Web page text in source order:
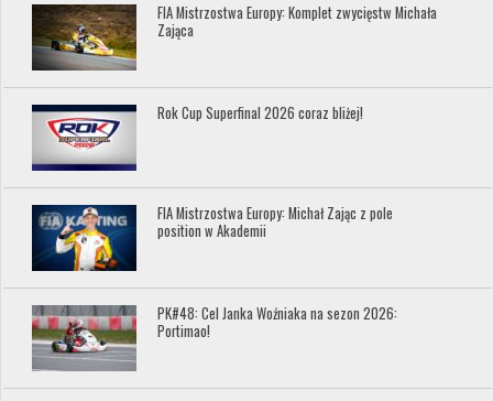
FIA Mistrzostwa Europy: Komplet zwycięstw Michała
Zająca
Rok Cup Superfinal 2026 coraz bliżej!
FIA Mistrzostwa Europy: Michał Zając z pole
position w Akademii
PK#48: Cel Janka Woźniaka na sezon 2026:
Portimao!